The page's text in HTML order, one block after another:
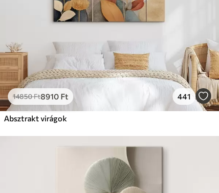
14850Ft8910 Ft 441
Absztrakt virágok